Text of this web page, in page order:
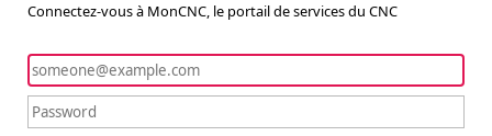
Connectez-vous à MonCNC, le portail de services du CNC